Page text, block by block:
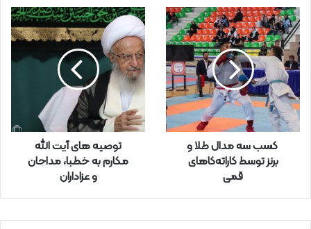
ل
خ
و
د
ر
ا
و
ا
ر
کسب سه مدال طلا و
برنز توسط کاراته‌کاهای
قمی
توصیه های آیت الله
مکارم به خطبا، مداحان
و عزاداران